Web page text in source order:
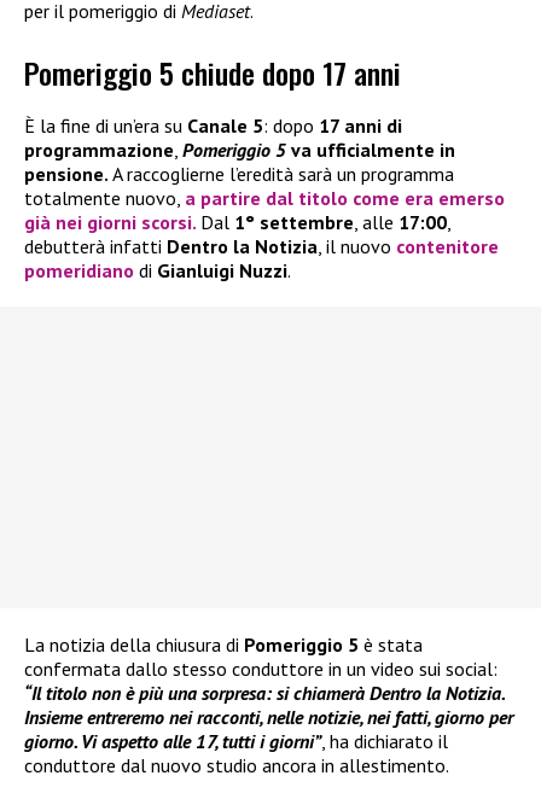
per il pomeriggio di Mediaset.
Pomeriggio 5 chiude dopo 17 anni
È la fine di un’era su Canale 5: dopo 17 anni di
programmazione Pomeriggio 5 va ufficialmente in
pensione. A raccoglierne l’eredità sarà un programma
totalmente nuovo, a partire dal titolo come era emerso
già nei giorni scorsi. Dal 1° settembre , alle 17:00
debutterà infatti Dentro la Notizia , il nuovo contenitore
pomeridiano di Gianluigi Nuzzi.
La notizia della chiusura di Pomeriggio 5 è stata
confermata dallo stesso conduttore in un video sui social:
“Il titolo non è più una sorpresa: si chiamerà Dentro la Notizia.
Insieme entreremo nei racconti, nelle notizie, nei fatti, giorno per
giorno. Vi aspetto alle 17, tutti i giorni”, ha dichiarato il
conduttore dal nuovo studio ancora in allestimento.